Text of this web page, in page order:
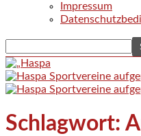
Impressum
Schlagwort: